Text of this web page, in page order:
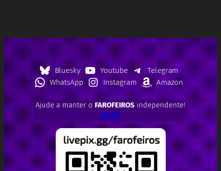
Bluesky Youtube
Telegram
WhatsApp
Instagram Amazon
Ajude a manter o FAROFEIROSindependente!
APOIE!